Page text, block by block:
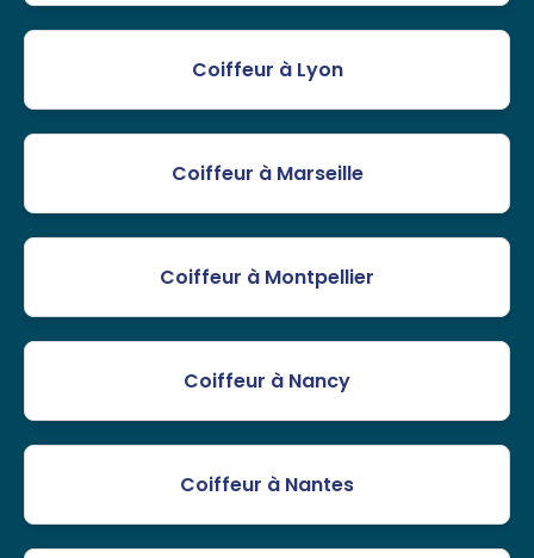
Coiffeur à Lyon
Coiffeur à Marseille
Coiffeur à Montpellier
Coiffeur à Nancy
Coiffeur à Nantes